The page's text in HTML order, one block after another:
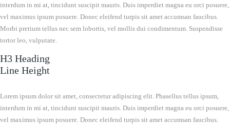
interdum in mi at, tincidunt suscipit mauris. Duis imperdiet magna eu orci posuere,
vel maximus ipsum posuere. Donec eleifend turpis sit amet accumsan faucibus.
Morbi pretium tellus nec sem lobortis, vel mollis dui condimentum. Suspendisse
tortor leo, vulputate.
H3 Heading
Line Height
Lorem ipsum dolor sit amet, consectetur adipiscing elit. Phasellus tellus ipsum,
interdum in mi at, tincidunt suscipit mauris. Duis imperdiet magna eu orci posuere,
vel maximus ipsum posuere. Donec eleifend turpis sit amet accumsan faucibus.